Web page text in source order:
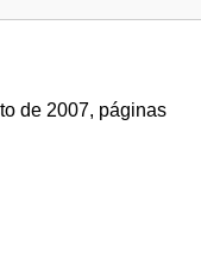
de 2007, páginas